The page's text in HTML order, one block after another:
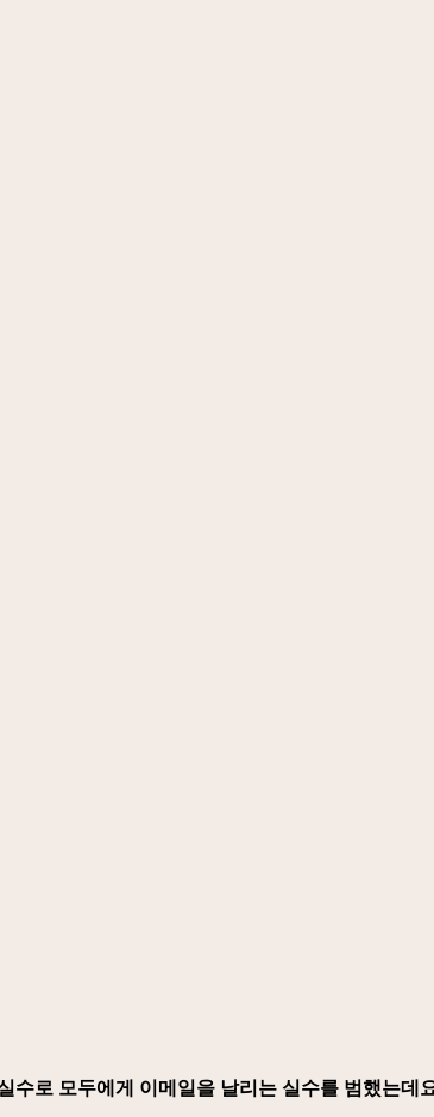
로 모두에게 이메일을 날리는 실수를 범했는데